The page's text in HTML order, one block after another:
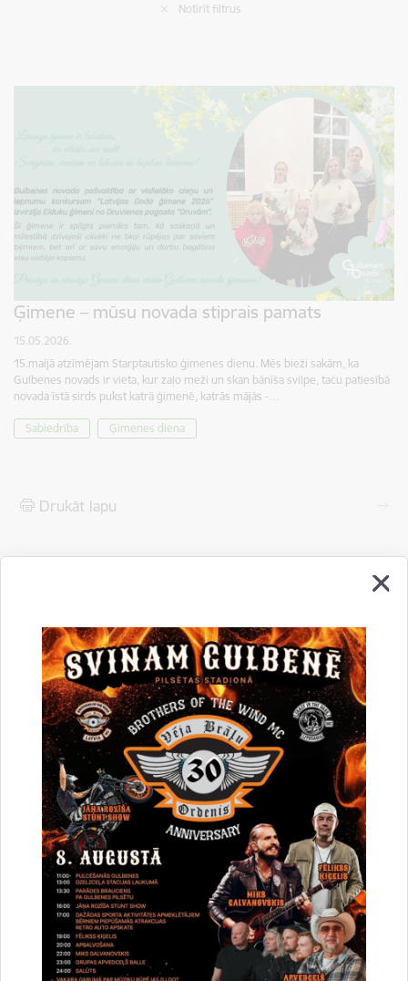
Notīrīt filtrus
Ģimene – mūsu novada stiprais pamats
15.05.2026.
15.maijā atzīmējam Starptautisko ģimenes dienu. Mēs bieži sakām, ka
Gulbenes novads ir vieta, kur zaļo meži un skan bānīša svilpe, taču patiesībā
novada īstā sirds pukst katrā ģimenē, katrās mājās -…
Sabiedrība Ģimenes diena
Drukāt lapu
Vai šī informācija bija noderīga?
Sniegt atsauksmi